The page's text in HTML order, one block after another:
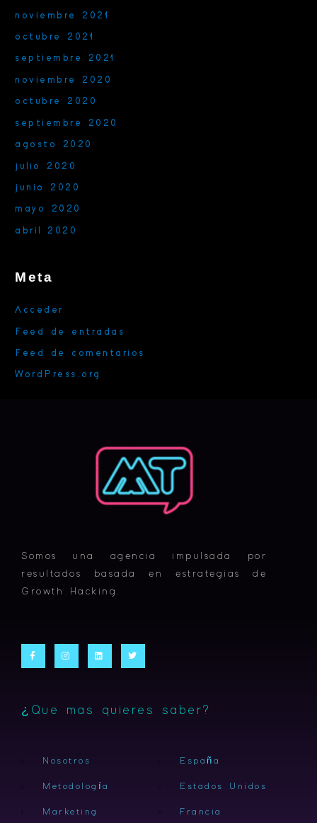
noviembre 2021
octubre 2021
septiembre 2021
noviembre 2020
octubre 2020
septiembre 2020
agosto 2020
julio 2020
junio 2020
mayo 2020
abril 2020
Meta
Acceder
Feed de entradas
Feed de comentarios
WordPress.org
Somos una agencia impulsada por
resultados basada en estrategias de
Growth Hacking.
a
c
e
b
-
f
n
s
t
a
i
n
k
e
w
i
t
t
¿Que mas quieres saber?
Nosotros
Metodología
Marketing
España
Estados Unidos
Francia